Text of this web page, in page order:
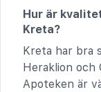
Hur är
Kreta?
Kreta har bra
Heraklion och
Apoteken är